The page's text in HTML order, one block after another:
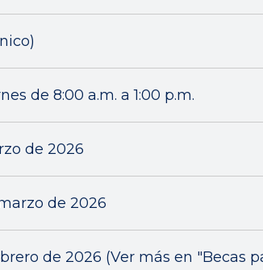
de 8:00 a.m. a 1:00 p.m.
de 2026
de 2026
de 2026 (Ver más en "Becas